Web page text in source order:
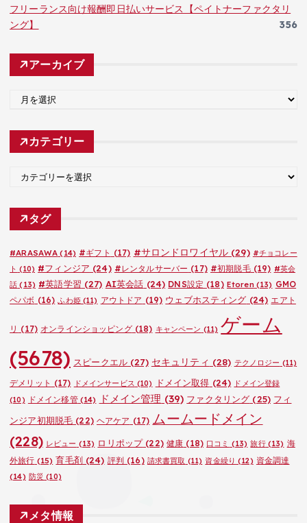
フリーランス向け報酬即日払いサービス【ペイトナーファクタリ
ング】
356
アーカイブ
カ
カテゴリー
ゴ
タグ
#ARASAWA (14) #ギフト (17) #サロンドロワイヤル(29) #チョコレー
ト (10) #フィンジア (24) #レンタルサーバー (17) #初期脱毛(19) #英会
話 (13) #英語学習 (27) AI英会話 (24) DNS設定 (18) Etoren(13) GMO
ペパボ (16) ふわ姫(11) アウトドア (19) ウェブホスティング (24) エアト
リ (17) オンラインショッピング(18) キャンペーン (11) ゲーム
(5678) スピークエル(27) セキュリティ (28) テクノロジー (11)
デメリット (17) ドメインサービス (10) ドメイン取得 (24) ドメイン登録
(10)
ドメイン移管(14) ドメイン管理 (39) ファクタリング (25) フィ
ンジア初期脱毛 (22) ヘアケア (17) ムームードメイン
(228) レビュー (13) ロリポップ(22) 健康 (18) 口コミ (13) 旅行(13) 海
外旅行 (15) 育毛剤(24) 評判 (16) 請求書買取 (11) 資金繰り (12) 資金調達
(14) 防災 (10)
メタ情報